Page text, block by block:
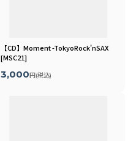
【CD】Moment -TokyoRock'nSAX
[MSC21]
3,000円(税込)